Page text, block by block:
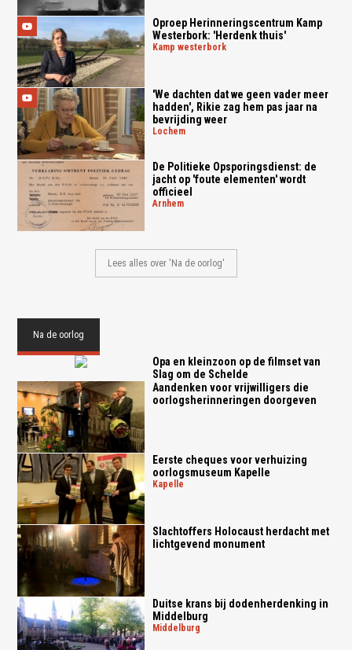
Oproep Herinneringscentrum Kamp
Westerbork: 'Herdenk thuis'
kamp westerbork
'We dachten dat we geen vader meer
hadden', Rikie zag hem pas jaar na
bevrijding weer
lochem
De Politieke Opsporingsdienst: de
jacht op 'foute elementen' wordt
officieel
arnhem
Lees alles over 'Na de oorlog'
Na de oorlog
Opa en kleinzoon op de filmset van
Slag om de Schelde
Aandenken voor vrijwilligers die
oorlogsherinneringen doorgeven
Eerste cheques voor verhuizing
oorlogsmuseum Kapelle
kapelle
Slachtoffers Holocaust herdacht met
lichtgevend monument
Duitse krans bij dodenherdenking in
Middelburg
middelburg